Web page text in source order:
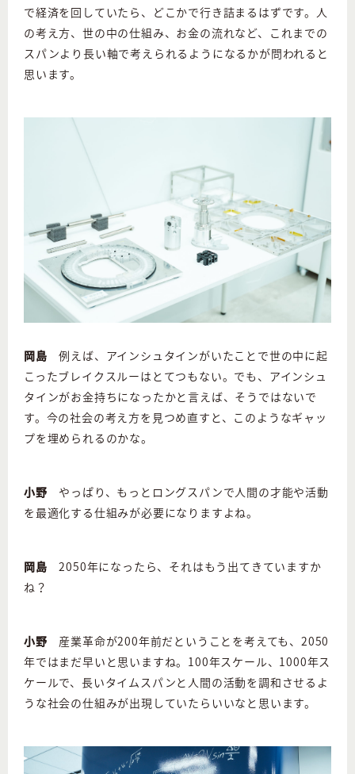
で経済を回していたら、どこかで行き詰まるはずです。人
の考え方、世の中の仕組み、お金の流れなど、これまでの
スパンより長い軸で考えられるようになるかが問われると
思います。
岡島例えば、アインシュタインがいたことで世の中に起
こったブレイクスルーはとてつもない。でも、アインシュ
タインがお金持ちになったかと言えば、そうではないで
す。今の社会の考え方を見つめ直すと、このようなギャッ
プを埋められるのかな。
小野 やっぱり、もっとロングスパンで人間の才能や活動
を最適化する仕組みが必要になりますよね。
岡島2050年になったら、それはもう出てきていますか
ね？
小野 産業革命が200年前だということを考えても、2050
年ではまだ早いと思いますね。100年スケール、1000年ス
ケールで、長いタイムスパンと人間の活動を調和させるよ
うな社会の仕組みが出現していたらいいなと思います。